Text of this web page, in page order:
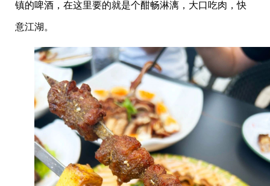
镇的啤酒，在这里要的就是个酣畅淋漓，大口吃肉，快
意江湖。